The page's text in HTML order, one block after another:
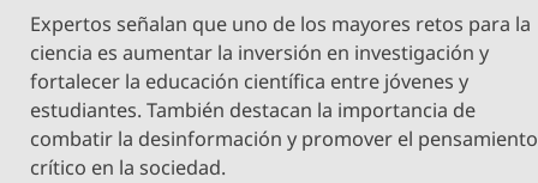
Expertos señalan que uno de los mayores retos para la
ciencia es aumentar la inversión en investigación y
fortalecer la educación científica entre jóvenes y
estudiantes. También destacan la importancia de
combatir la desinformación y promover el pensamiento
crítico en la sociedad.